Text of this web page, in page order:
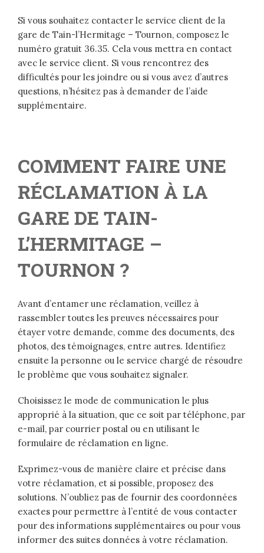
Si vous souhaitez contacter le service client de la
gare de Tain-l’Hermitage – Tournon, composez le
numéro gratuit 36.35. Cela vous mettra en contact
avec le service client. Si vous rencontrez des
difficultés pour les joindre ou si vous avez d’autres
questions, n’hésitez pas à demander de l’aide
supplémentaire.
COMMENT FAIRE UNE
RÉCLAMATION À LA
GARE DE TAIN-
L’HERMITAGE –
TOURNON ?
Avant d’entamer une réclamation, veillez à
rassembler toutes les preuves nécessaires pour
étayer votre demande, comme des documents, des
photos, des témoignages, entre autres. Identifiez
ensuite la personne ou le service chargé de résoudre
le problème que vous souhaitez signaler.
Choisissez le mode de communication le plus
approprié à la situation, que ce soit par téléphone, par
e-mail, par courrier postal ou en utilisant le
formulaire de réclamation en ligne.
Exprimez-vous de manière claire et précise dans
votre réclamation, et si possible, proposez des
solutions. N’oubliez pas de fournir des coordonnées
exactes pour permettre à l’entité de vous contacter
pour des informations supplémentaires ou pour vous
informer des suites données à votre réclamation.